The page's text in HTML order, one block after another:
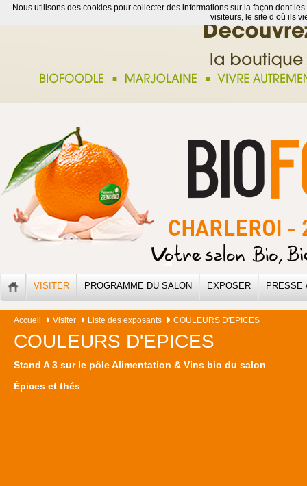
VISITER PROGRAMME DU SALON EXPOSER PRESSE
Accueil Visiter Liste des exposants COULEURS D'EPICES
COULEURS D'EPICES
Stand A 3 sur le pôle Alimentation & Vins bio du salon
Épices et thés
Nous utilisons des cookies pour collecter des informations sur la façon dont
visiteurs, le site d où ils